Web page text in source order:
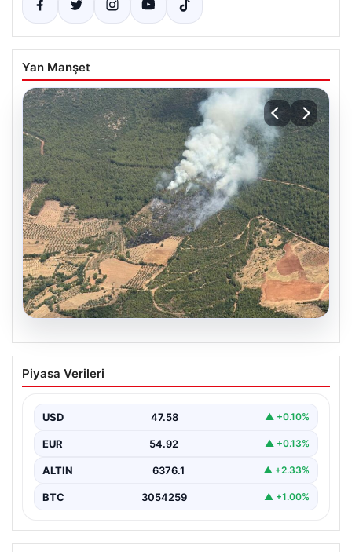
Yan Manşet
Muğla Yatağan’da orman yangını
Piyasa Verileri
USD 47.58 ▲ +0.10%
EUR 54.92 ▲ +0.13%
ALTIN 6376.1 ▲ +2.33%
BTC 3054259 ▲ +1.00%